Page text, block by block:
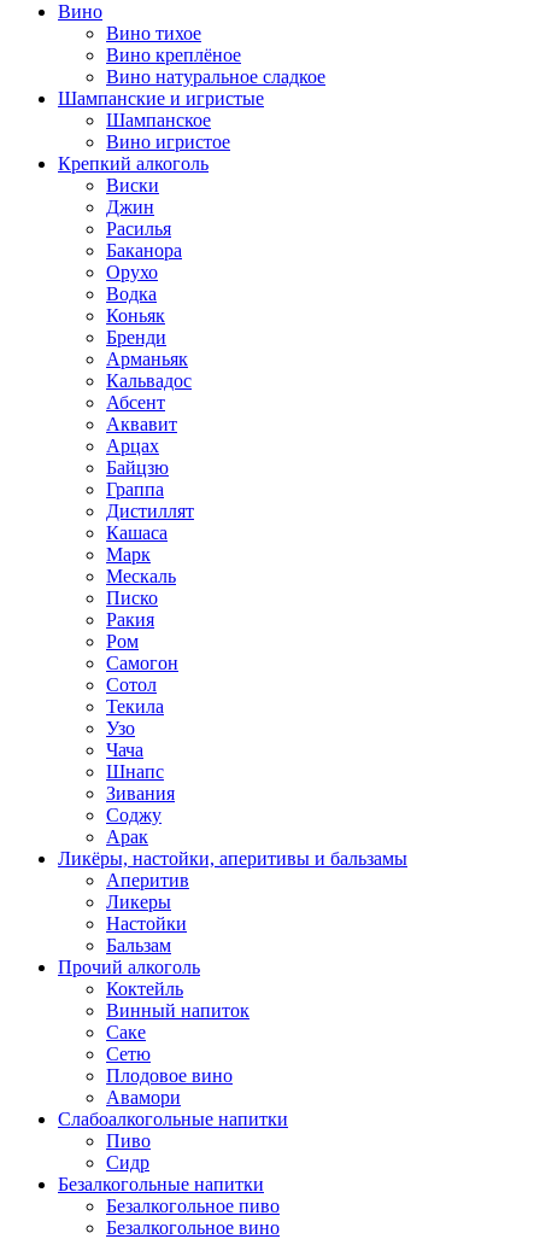
Вино
Вино тихое
Вино креплёное
Вино натуральное сладкое
Шампанские и игристые
Шампанское
Вино игристое
Крепкий алкоголь
Виски
Джин
Расилья
Баканора
Орухо
Водка
Коньяк
Бренди
Арманьяк
Кальвадос
Абсент
Аквавит
Арцах
Байцзю
Граппа
Дистиллят
Кашаса
Марк
Мескаль
Писко
Ракия
Ром
Самогон
Сотол
Текила
Узо
Чача
Шнапс
Зивания
Соджу
Арак
Ликёры, настойки, аперитивы и бальзамы
Аперитив
Ликеры
Настойки
Бальзам
Прочий алкоголь
Коктейль
Винный напиток
Саке
Сетю
Плодовое вино
Авамори
Слабоалкогольные напитки
Пиво
Сидр
Безалкогольные напитки
Безалкогольное пиво
Безалкогольное вино